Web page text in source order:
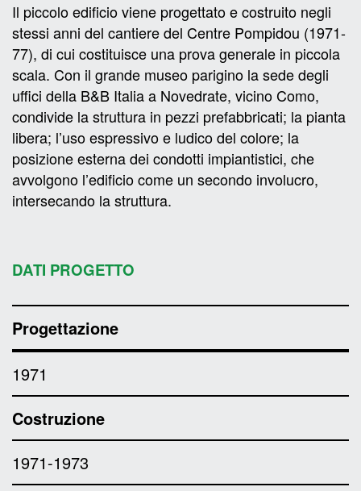
Il piccolo edificio viene progettato e costruito negli
stessi anni del cantiere del Centre Pompidou (1971-
77), di cui costituisce una prova generale in piccola
scala. Con il grande museo parigino la sede degli
uffici della B&B Italia a Novedrate, vicino Como,
condivide la struttura in pezzi prefabbricati; la pianta
libera; l’uso espressivo e ludico del colore; la
posizione esterna dei condotti impiantistici, che
avvolgono l’edificio come un secondo involucro,
intersecando la struttura.
DATI PROGETTO
Progettazione
1971
Costruzione
1971-1973